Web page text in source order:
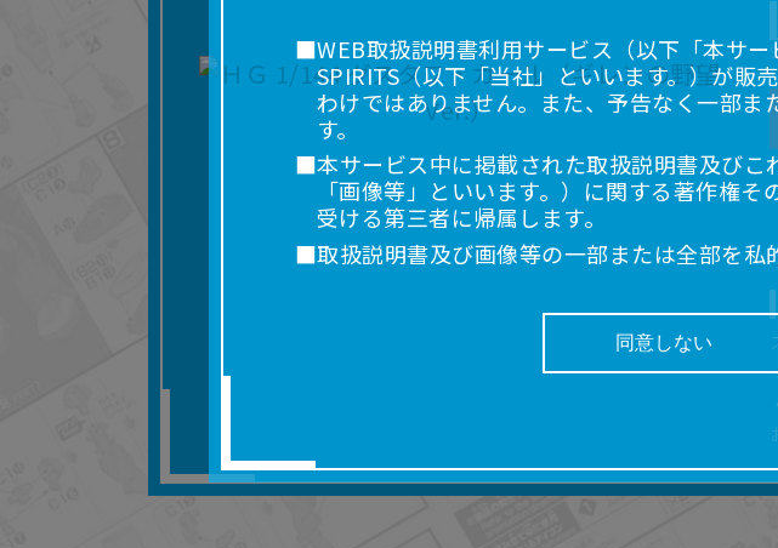
■WEB取扱説明書利用サービス（以下「本サ
SPIRITS（以下「当社」といいます。）が販
わけではありません。また、予告なく一部
す。
■本サービス中に掲載された取扱説明書及びこ
「画像等」といいます。）に関する著作権
受ける第三者に帰属します。
■取扱説明書及び画像等の一部または全部を私
れに限りません。）することは禁止いたしま
■掲載している取扱説明書は、お客様が購入
■対象商品仕様の変更などにより、取扱説明書
■当社は、取扱説明書の正確性確保に努めてお
■お客様のご利用環境によっては、本サービス
同意しない